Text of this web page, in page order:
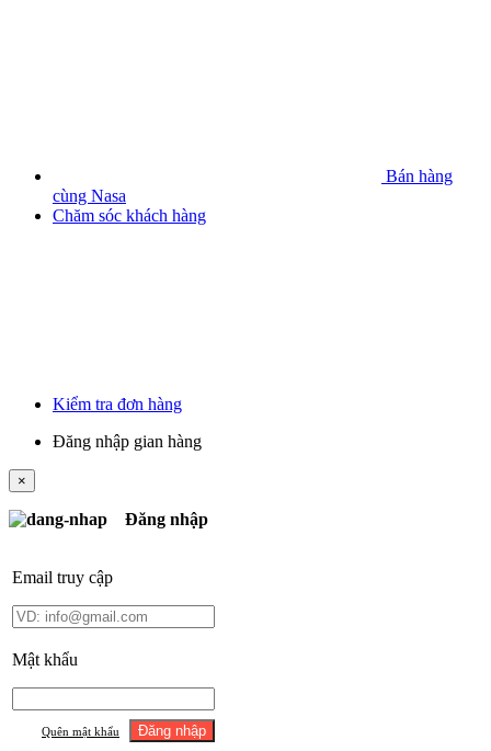
Bán hàng
cùng Nasa
Chăm sóc khách hàng
Kiểm tra đơn hàng
Đăng nhập gian hàng
×
Đăng nhập
Email truy cập
Mật khẩu
Quên mật khẩu